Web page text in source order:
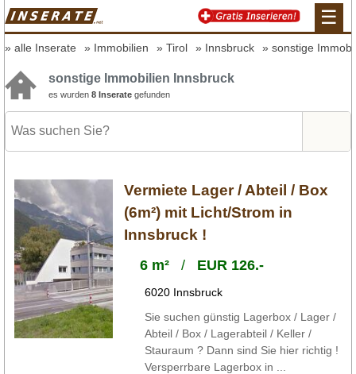
☰
alle Inserate Immobilien Tirol Innsbruck sonstige
sonstige Immobilien Innsbruck
es wurden 8 Inserate gefunden
Vermiete Lager / Abteil / Box
(6m²) mit Licht/Strom in
Innsbruck !
6 m²/ EUR 126.-
6020 Innsbruck
Sie suchen günstig Lagerbox / Lager /
Abteil / Box / Lagerabteil / Keller /
Stauraum ? Dann sind Sie hier richtig !
Versperrbare Lagerbox in ...